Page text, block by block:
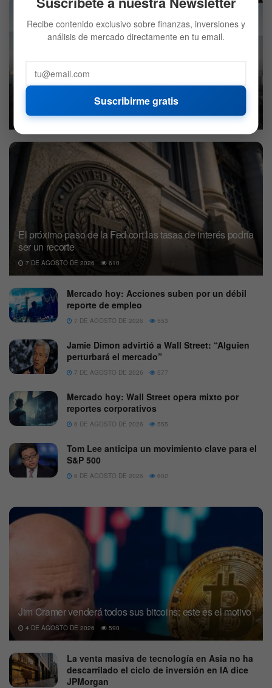
Bank of America dice que el optimismo está en su nivel
más alto desde 2021 por lo que es hora de abandonar
los activos de riesgo
8 DE AGOSTO DE 2026 541
El próximo paso de la Fed con las tasas de interés podría
ser un recorte
7 DE AGOSTO DE 2026 610
Mercado hoy: Acciones suben por un débil
reporte de empleo
7 DE AGOSTO DE 2026 553
Jamie Dimon advirtió a Wall Street: “Alguien
perturbará el mercado”
7 DE AGOSTO DE 2026 577
Mercado hoy: Wall Street opera mixto por
reportes corporativos
6 DE AGOSTO DE 2026 555
Tom Lee anticipa un movimiento clave para el
S&P 500
6 DE AGOSTO DE 2026 602
Jim Cramer venderá todos sus bitcoins: este es el motivo
4 DE AGOSTO DE 2026 590
La venta masiva de tecnología en Asia no ha
descarrilado el ciclo de inversión en IA dice
JPMorgan
Recibe contenido exclusivo sobre finanzas, inversiones y
análisis de mercado directamente en tu email.
Suscribirme gratis